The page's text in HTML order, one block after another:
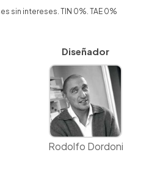
sin intereses. TIN 0%. TAE 0%
Diseñador
Rodolfo Dordoni